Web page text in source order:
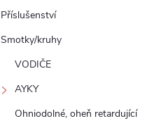
Příslušenství
Smotky/kruhy
VODIČE
AYKY
Ohniodolné, oheň retardující